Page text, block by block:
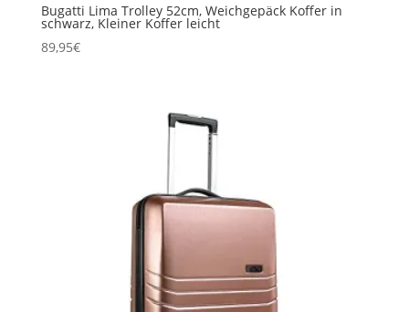
Bugatti Lima Trolley 52cm, Weichgepäck Koffer in
schwarz, Kleiner Koffer leicht
89,95€